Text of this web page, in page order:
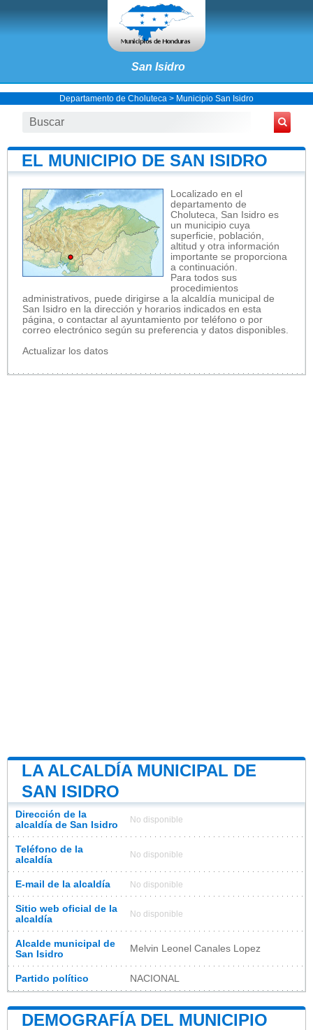
San Isidro
Departamento de Choluteca > Municipio San Isidro
EL MUNICIPIO DE SAN ISIDRO
Localizado en el
departamento de
Choluteca, San Isidro es
un municipio cuya
superficie, población,
altitud y otra información
importante se proporciona
a continuación.
Para todos sus
procedimientos
administrativos, puede dirigirse a la alcaldía municipal de
San Isidro en la dirección y horarios indicados en esta
página, o contactar al ayuntamiento por teléfono o por
correo electrónico según su preferencia y datos disponibles.
Actualizar los datos
LA ALCALDÍA MUNICIPAL DE
SAN ISIDRO
Dirección de la
alcaldía de San Isidro
No disponible
Teléfono de la
alcaldía
No disponible
E-mail de la alcaldía No disponible
Sitio web oficial de la
alcaldía
No disponible
Alcalde municipal de
San Isidro
Melvin Leonel Canales Lopez
Partido político NACIONAL
DEMOGRAFÍA DEL MUNICIPIO